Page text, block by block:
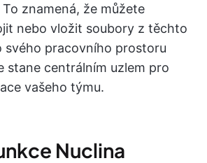
znamená, že můžete
nebo vložit soubory z těchto
svého pracovního prostoru
stane centrálním uzlem pro
vašeho týmu.
Nuclina